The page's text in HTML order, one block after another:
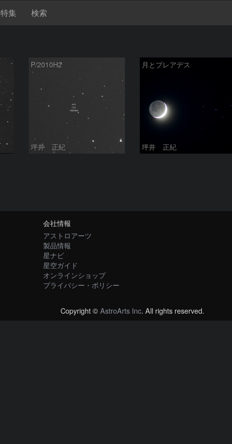
特集 検索
P/2010H2
坪井 正紀
月とプレアデス
坪井 正紀
会社情報
アストロアーツ
製品情報
星ナビ
星空ガイド
オンラインショップ
プライバシー・ポリシー
Copyright ©AstroArts Inc. All rights reserved.